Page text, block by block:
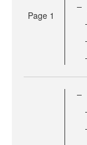
Page 1